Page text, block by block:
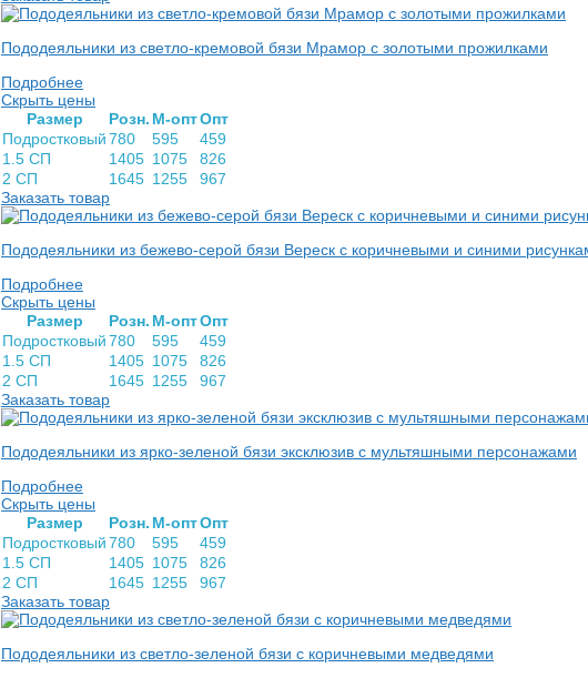
Пододеяльники из светло-кремовой бязи Мрамор с золотыми прожилками
Подробнее
Скрыть цены
Раз­мер
Розн. М-оптОпт
Подростковый780 595
459
1.5 СП
1405 1075
826
2 СП
1645 1255
967
Заказать товар
Пододеяльники из бежево-серой бязи Вереск с коричневыми и синими
Подробнее
Скрыть цены
Раз­мер
Розн. М-оптОпт
Подростковый780 595
459
1.5 СП
1405 1075
826
2 СП
1645 1255
967
Заказать товар
Пододеяльники из ярко-зеленой бязи эксклюзив с мультяшными персонажами
Подробнее
Скрыть цены
Раз­мер
Розн. М-оптОпт
Подростковый780 595
459
1.5 СП
1405 1075
826
2 СП
1645 1255
967
Заказать товар
Пододеяльники из светло-зеленой бязи с коричневыми медведями